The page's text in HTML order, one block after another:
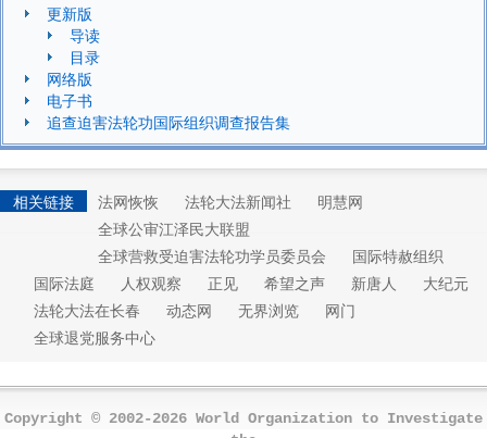
更新版
导读
目录
网络版
电子书
追查迫害法轮功国际组织调查报告集
相关链接 法网恢恢 法轮大法新闻社
明慧网
全球公审江泽民大联盟
全球营救受迫害法轮功学员委员会
国际特赦组织
国际法庭
人权观察 正见 希望之声 新唐人
大纪元
法轮大法在长春
动态网 无界浏览
网门
全球退党服务中心
Copyright © 2002-2026 World Organization to Investigate